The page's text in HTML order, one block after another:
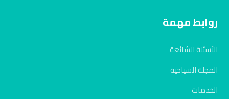
روابط مهمة
الأسئلة الشائعة
المجلة السياحية
الخدمات